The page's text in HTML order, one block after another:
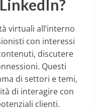
virtuali all’interno
con interessi
discutere
Questi
di settori e temi,
di interagire con
clienti.